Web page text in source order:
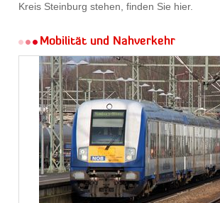
Kreis Steinburg stehen, finden Sie hier.
Mobilität und Nahverkehr